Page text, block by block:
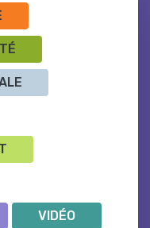
VIDÉO